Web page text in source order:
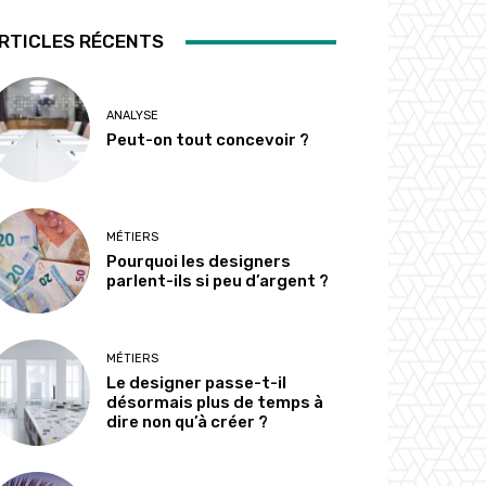
RÉCENTS
ANALYSE
Peut-on tout concevoir ?
MÉTIERS
Pourquoi les designers
parlent-ils si peu d’argent ?
MÉTIERS
Le designer passe-t-il
désormais plus de temps à
dire non qu’à créer ?